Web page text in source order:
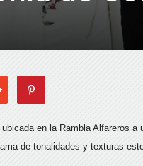
en la Rambla Alfareros a
de tonalidades y texturas